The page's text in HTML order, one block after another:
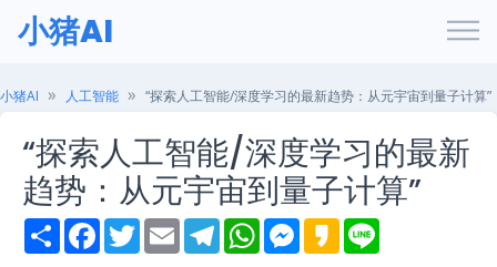
小猪AI
小猪AI 人工智能 “探索人工智能/深度学习的最新趋势：从元宇宙到量子计算”
“探索人工智能/深度学习的最新
趋势：从元宇宙到量子计算”
S
h
F
a
T
w
E
m
T
e
W
h
M
e
K
a